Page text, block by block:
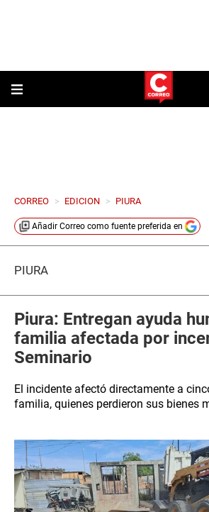
CORREO > EDICION > PIURA
Añadir Correo como fuente preferida en
PIURA
Piura: Entregan ayuda
familia afectada por
Seminario
El incidente afectó directamente a
familia, quienes perdieron sus bienes